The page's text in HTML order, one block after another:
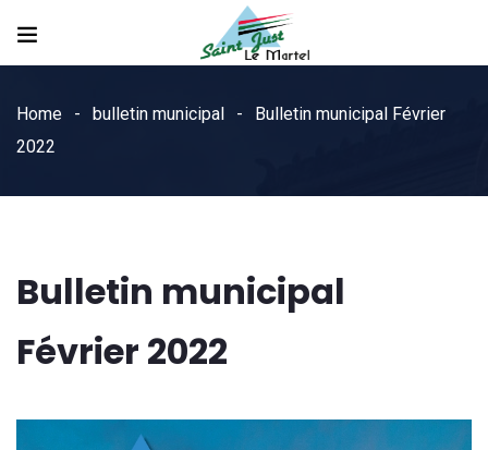
Home bulletin municipal
Bulletin municipal Février
2022
Bulletin municipal
Février 2022